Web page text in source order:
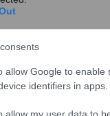
allow Google to
identifiers in apps.
allow my user data to